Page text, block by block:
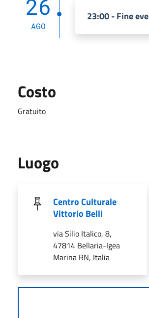
26
AGO
23:00 - Fine
Costo
Gratuito
Luogo
Centro Culturale
Vittorio Belli
via Silio Italico, 8,
47814 Bellaria-Igea
Marina RN, Italia